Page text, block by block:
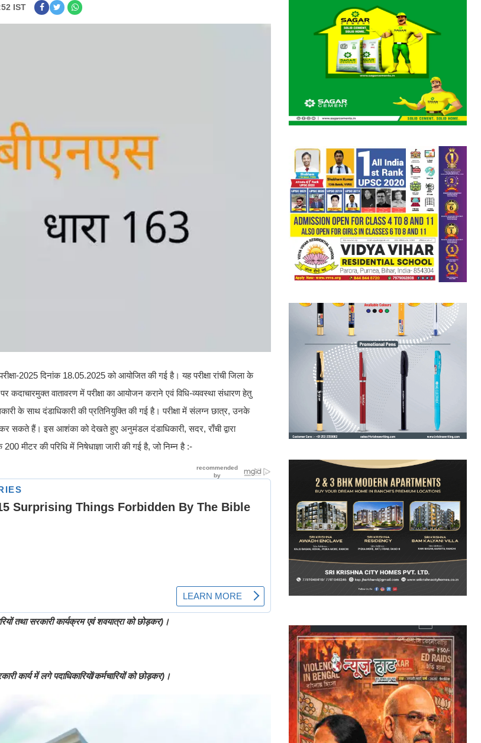
IST
परीक्षा-2025 दिनांक 18.05.2025 को आयोजित की गई है। यह परीक्षा रांची जिला के
कदाचारमुक्त वातावरण में परीक्षा का आयोजन कराने एवं विधि-व्यवस्था संधारण हेतु
के साथ दंडाधिकारी की प्रतिनियुक्ति की गई है। परीक्षा में संलग्न छात्र, उनके
कर सकते हैं। इस आशंका को देखते हुए अनुमंडल दंडाधिकारी, सदर, राँची द्वारा
मीटर की परिधि में निषेधाज्ञा जारी की गई है, जो निम्न है :-
तथा सरकारी कार्यक्रम एवं शवयात्रा को छोड़कर)।
में लगे पदाधिकारियों/कर्मचारियों को छोड़कर)।